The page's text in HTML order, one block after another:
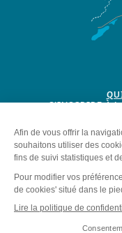
S'INSCRIRE À
Plan du site -
Éditer mes
Ce site est protégé par